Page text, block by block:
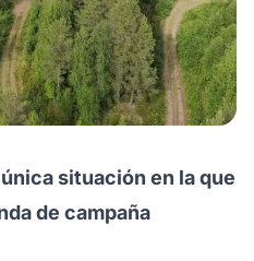
situación en la que
de campaña